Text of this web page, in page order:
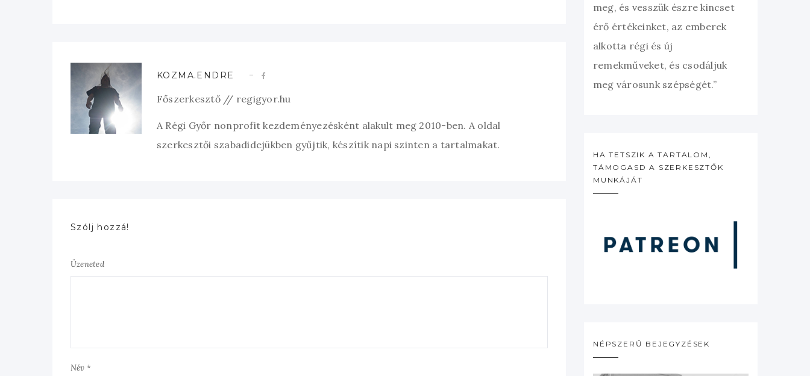
KOZMA.ENDRE
Főszerkesztő // regigyor.hu
A Régi Győr nonprofit kezdeményezésként alakult meg 2010-ben. A oldal
szerkesztői szabadidejükben gyűjtik, készítik napi szinten a tartalmakat.
Szólj hozzá!
Üzeneted
Név *
meg, és vesszük észre kincset
érő értékeinket, az emberek
alkotta régi és új
remekműveket, és csodáljuk
meg városunk szépségét.”
HA TETSZIK A TARTALOM,
TÁMOGASD A SZERKESZTŐK
MUNKÁJÁT
NÉPSZERŰ BEJEGYZÉSEK